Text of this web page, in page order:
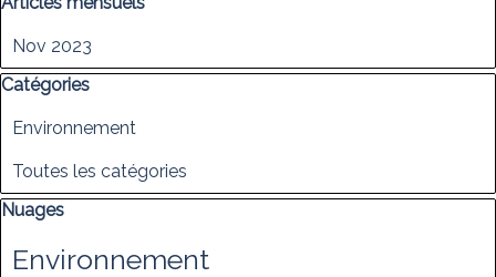
Nov 2023
Sauter le bloc Catégories
Catégories
Environnement
Toutes les catégories
Sauter le bloc Nuages
Nuages
Environnement